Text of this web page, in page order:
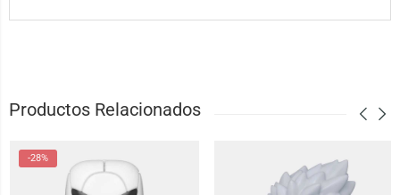
Productos Relacionados
-28%